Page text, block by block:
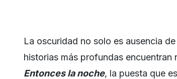
La oscuridad no solo es ausencia
historias más profundas
Entonces la noche, la puesta que